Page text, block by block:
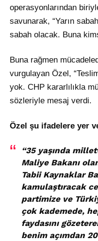
operasyonlarından
savunarak, “Yarın
sabah olacak. Buna
Buna rağmen
vurgulayan Özel,
yok. CHP kararlılıkla
sözleriyle mesaj verdi.
Özel şu ifadelere yer
“35 yaşında
Maliye Bakanı
Tabii Kaynaklar
kamulaştıracak
partimize ve
çok kademede,
faydasını
benim açımdan